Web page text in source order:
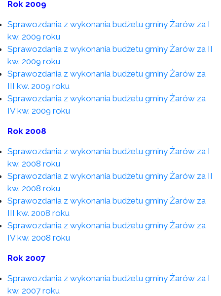
Rok 2009
Sprawozdania z wykonania budżetu gminy Żarów za I
kw. 2009 roku
Sprawozdania z wykonania budżetu gminy Żarów za II
kw. 2009 roku
Sprawozdania z wykonania budżetu gminy Żarów za
III kw. 2009 roku
Sprawozdania z wykonania budżetu gminy Żarów za
IV kw. 2009 roku
Rok 2008
Sprawozdania z wykonania budżetu gminy Żarów za I
kw. 2008 roku
Sprawozdania z wykonania budżetu gminy Żarów za II
kw. 2008 roku
Sprawozdania z wykonania budżetu gminy Żarów za
III kw. 2008 roku
Sprawozdania z wykonania budżetu gminy Żarów za
IV kw. 2008 roku
Rok 2007
Sprawozdania z wykonania budżetu gminy Żarów za I
kw. 2007 roku